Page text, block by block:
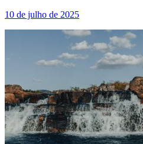
10 de julho de 2025